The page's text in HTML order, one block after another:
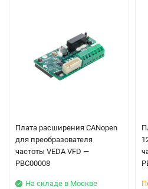
Плата расширения CANopen
для преобразователя
частоты VEDA VFD —
PBC00008
На складе в Москве